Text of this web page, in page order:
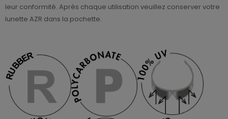
leur conformité. Après chaque utilisation veuillez conserver votre
lunette AZR dans la pochette.